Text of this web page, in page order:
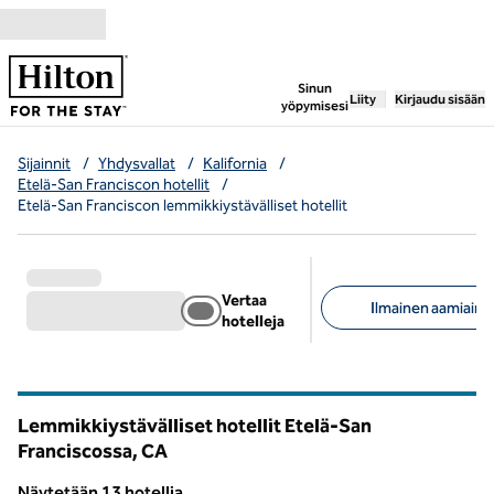
Siirry sisältöön
Sinun
yöpymisesi
, avaa uuden
Liity Kirjaudu sisään
Sijainnit / Yhdysvallat / Kalifornia
/
Etelä-San Franciscon hotellit
/
Etelä-San Franciscon lemmikkiystävälliset hotellit
Vertaa
hotelleja
Ilmainen
Lemmikkiystävälliset hotellit Etelä-San
Franciscossa,CA